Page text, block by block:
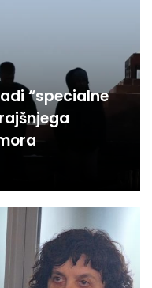
“specialne